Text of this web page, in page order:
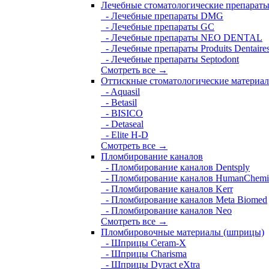
Лечебные стоматологические препараты
- Лечебные препараты DMG
- Лечебные препараты GC
- Лечебные препараты NEO DENTAL
- Лечебные препараты Produits
- Лечебные препараты Septodont
Смотреть все →
Оттискные стоматологические
- Aquasil
- Betasil
- BISICO
- Detaseal
- Elite H-D
Смотреть все →
Пломбирование каналов
- Пломбирование каналов Dentsply
- Пломбирование каналов
- Пломбирование каналов Kerr
- Пломбирование каналов Meta Biomed
- Пломбирование каналов Neo
Смотреть все →
Пломбировочные материалы (шприцы)
- Шприцы Ceram-X
- Шприцы Charisma
- Шприцы Dyract eXtra